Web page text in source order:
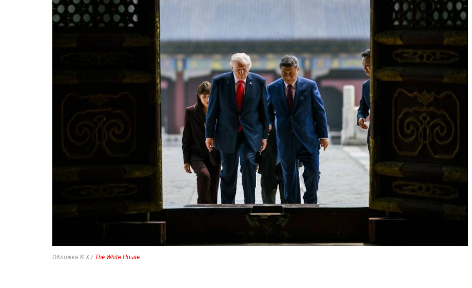
Обложка © Х / The White House